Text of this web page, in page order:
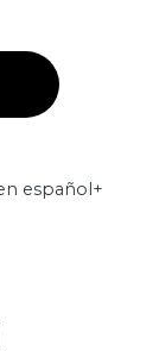
español+